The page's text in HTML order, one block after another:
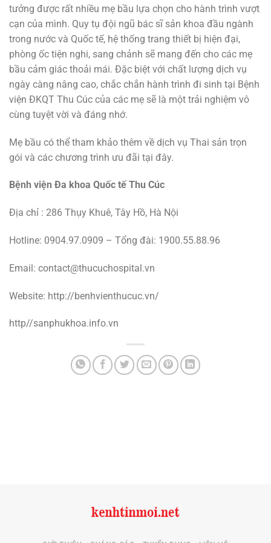
tưởng được rất nhiều mẹ bầu lựa chọn cho hành trình vượt
cạn của mình. Quy tụ đội ngũ bác sĩ sản khoa đầu ngành
trong nước và Quốc tế, hệ thống trang thiết bị hiện đại,
phòng ốc tiện nghi, sang chảnh sẽ mang đến cho các mẹ
bầu cảm giác thoải mái. Đặc biệt với chất lượng dịch vụ
ngày càng nâng cao, chắc chắn hành trình đi sinh tại Bệnh
viện ĐKQT Thu Cúc của các mẹ sẽ là một trải nghiệm vô
cùng tuyệt vời và đáng nhớ.
Mẹ bầu có thể tham khảo thêm về dịch vụ Thai sản trọn
gói và các chương trình ưu đãi tại đây.
Bệnh viện Đa khoa Quốc tế Thu Cúc
Địa chỉ : 286 Thụy Khuê, Tây Hồ, Hà Nội
Hotline: 0904.97.0909 – Tổng đài: 1900.55.88.96
Email: contact@thucuchospital.vn
Website: http://benhvienthucuc.vn/
http//sanphukhoa.info.vn